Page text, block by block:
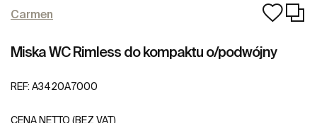
Carmen
Miska WC Rimless do kompaktu o/podwójny
REF: A3420A7000
CENA NETTO (BEZ VAT)